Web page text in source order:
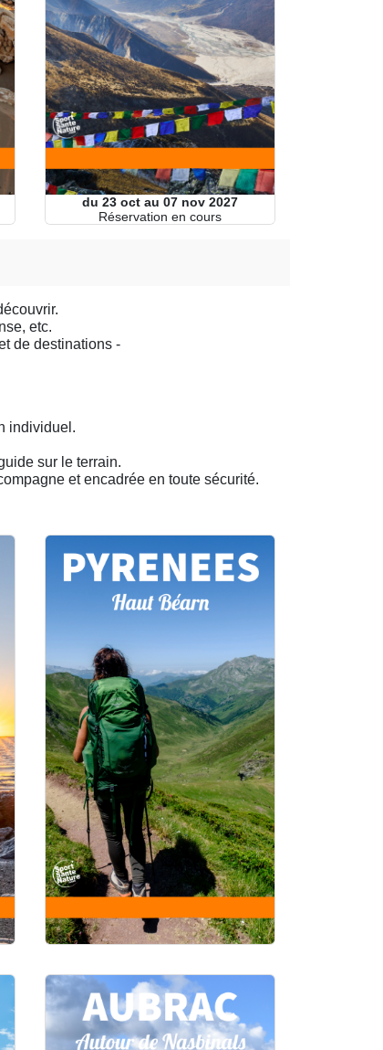
du 23 oct au 07 nov 2027
Réservation en cours
etc.
de destinations -
individuel.
sur le terrain.
et encadrée en toute sécurité.